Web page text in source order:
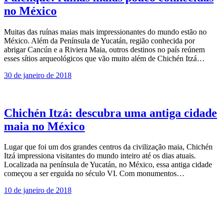
no México
Muitas das ruínas maias mais impressionantes do mundo estão no
México. Além da Península de Yucatán, região conhecida por
abrigar Cancún e a Riviera Maia, outros destinos no país reúnem
esses sítios arqueológicos que vão muito além de Chichén Itzá…
30 de janeiro de 2018
Chichén Itzá: descubra uma antiga cidade
maia no México
Lugar que foi um dos grandes centros da civilização maia, Chichén
Itzá impressiona visitantes do mundo inteiro até os dias atuais.
Localizada na península de Yucatán, no México, essa antiga cidade
começou a ser erguida no século VI. Com monumentos…
10 de janeiro de 2018